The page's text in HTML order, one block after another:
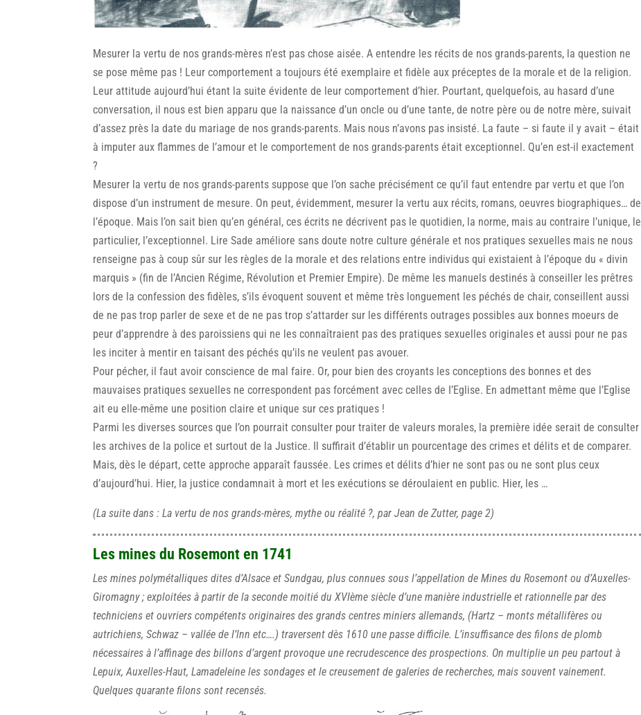
Mesurer la vertu de nos grands-mères n’est pas chose aisée. A entendre les récits de nos grands-parents, la question ne
se pose même pas ! Leur comportement a toujours été exemplaire et fidèle aux préceptes de la morale et de la religion.
Leur attitude aujourd’hui étant la suite évidente de leur comportement d’hier. Pourtant, quelquefois, au hasard d’une
conversation, il nous est bien apparu que la naissance d’un oncle ou d’une tante, de notre père ou de notre mère, suivait
d’assez près la date du mariage de nos grands-parents. Mais nous n’avons pas insisté. La faute – si faute il y avait – était
à imputer aux flammes de I’amour et le comportement de nos grands-parents était exceptionnel. Qu’en est-il exactement
?
Mesurer la vertu de nos grands-parents suppose que l’on sache précisément ce qu’il faut entendre par vertu et que l’on
dispose d’un instrument de mesure. On peut, évidemment, mesurer la vertu aux récits, romans, oeuvres biographiques… de
l’époque. Mais l’on sait bien qu’en général, ces écrits ne décrivent pas le quotidien, la norme, mais au contraire l’unique, le
particulier, l’exceptionnel. Lire Sade améliore sans doute notre culture générale et nos pratiques sexuelles mais ne nous
renseigne pas à coup sûr sur les règles de la morale et des relations entre individus qui existaient à l’époque du « divin
marquis » (fin de l’Ancien Régime, Révolution et Premier Empire). De même les manuels destinés à conseiller les prêtres
lors de la confession des fidèles, s’ils évoquent souvent et même très longuement les péchés de chair, conseillent aussi
de ne pas trop parler de sexe et de ne pas trop s’attarder sur les différents outrages possibles aux bonnes moeurs de
peur d’apprendre à des paroissiens qui ne les connaîtraient pas des pratiques sexuelles originales et aussi pour ne pas
les inciter à mentir en taisant des péchés qu’ils ne veulent pas avouer.
Pour pécher, il faut avoir conscience de mal faire. Or, pour bien des croyants les conceptions des bonnes et des
mauvaises pratiques sexuelles ne correspondent pas forcément avec celles de I’Eglise. En admettant même que l’Eglise
ait eu elle-même une position claire et unique sur ces pratiques !
Parmi les diverses sources que I’on pourrait consulter pour traiter de valeurs morales, la première idée serait de consulter
les archives de la police et surtout de la Justice. Il suffirait d’établir un pourcentage des crimes et délits et de comparer.
Mais, dès le départ, cette approche apparaît faussée. Les crimes et délits d’hier ne sont pas ou ne sont plus ceux
d’aujourd’hui. Hier, la justice condamnait à mort et les exécutions se déroulaient en public. Hier, les …
(La suite dans : La vertu de nos grands-mères, mythe ou réalité ?, par Jean de Zutter, page 2)
Les mines du Rosemont en 1741
Les mines polymétalliques dites d’Alsace et Sundgau, plus connues sous l’appellation de Mines du Rosemont ou d’Auxelles-
Giromagny ; exploitées à partir de la seconde moitié du XVIème siècle d’une manière industrielle et rationnelle par des
techniciens et ouvriers compétents originaires des grands centres miniers allemands, (Hartz – monts métallifères ou
autrichiens, Schwaz – vallée de I’lnn etc….) traversent dès 1610 une passe difficile. L’insuffisance des filons de plomb
nécessaires à l’affinage des billons d’argent provoque une recrudescence des prospections. On multiplie un peu partout à
Lepuix, Auxelles-Haut, Lamadeleine les sondages et le creusement de galeries de recherches, mais souvent vainement.
Quelques quarante filons sont recensés.